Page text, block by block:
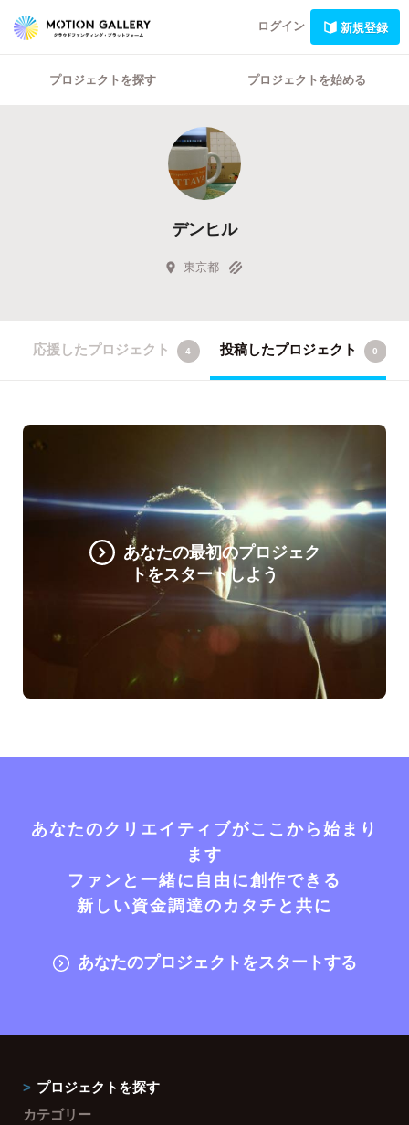
ログイン 新規登録
プロジェクトを探す プロジェクトを始める
デンヒル
東京都
応援したプロジェクト 4 投稿したプロジェクト 0
あなたの最初のプロジェク
トをスタートしよう
あなたのクリエイティブがここから始まり
ます
ファンと一緒に自由に創作できる
新しい資金調達のカタチと共に
あなたのプロジェクトをスタートする
プロジェクトを探す
カテゴリー